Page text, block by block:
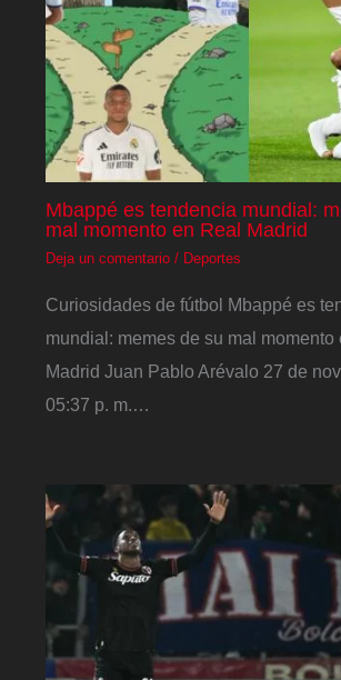
Mbappé es tendencia mundial:
mal momento en Real Madrid
Deja un comentario / Deportes
Curiosidades de fútbol Mbappé es
mundial: memes de su mal momento
Madrid Juan Pablo Arévalo 27 de
05:37 p. m.…